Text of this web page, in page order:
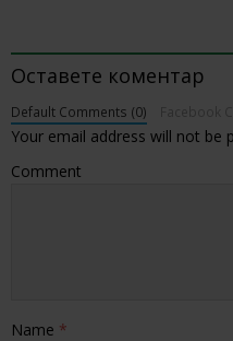
Оставете коментар
Default Comments (0)
Your email address will not be
Comment
Name *